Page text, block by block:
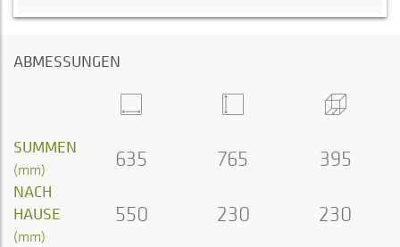
ABMESSUNGEN
SUMMEN
(mm) 635 765 395
NACH
HAUSE
(mm)
550 230 230